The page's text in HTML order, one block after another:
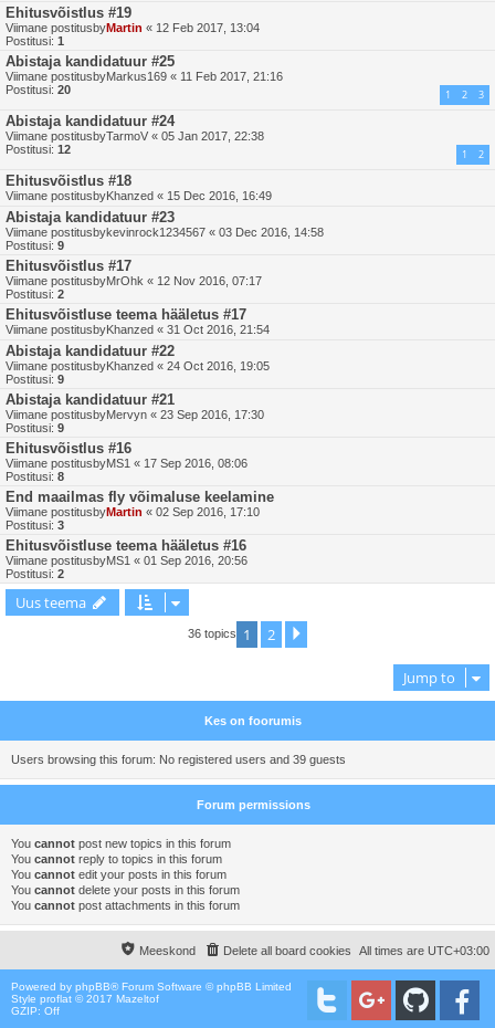
Ehitusvõistlus #19
Viimane postitusbyMartin « 12 Feb 2017, 13:04
Postitusi: 1
Abistaja kandidatuur #25
Viimane postitusbyMarkus169 « 11 Feb 2017, 21:16
Postitusi: 20 1 2 3
Abistaja kandidatuur #24
Viimane postitusbyTarmoV « 05 Jan 2017, 22:38
Postitusi: 12 1 2
Ehitusvõistlus #18
Viimane postitusbyKhanzed « 15 Dec 2016, 16:49
Abistaja kandidatuur #23
Viimane postitusbykevinrock1234567 « 03 Dec 2016, 14:58
Postitusi: 9
Ehitusvõistlus #17
Viimane postitusbyMrOhk « 12 Nov 2016, 07:17
Postitusi: 2
Ehitusvõistluse teema hääletus #17
Viimane postitusbyKhanzed « 31 Oct 2016, 21:54
Abistaja kandidatuur #22
Viimane postitusbyKhanzed « 24 Oct 2016, 19:05
Postitusi: 9
Abistaja kandidatuur #21
Viimane postitusbyMervyn « 23 Sep 2016, 17:30
Postitusi: 9
Ehitusvõistlus #16
Viimane postitusbyMS1 « 17 Sep 2016, 08:06
Postitusi: 8
End maailmas fly võimaluse keelamine
Viimane postitusbyMartin « 02 Sep 2016, 17:10
Postitusi: 3
Ehitusvõistluse teema hääletus #16
Viimane postitusbyMS1 « 01 Sep 2016, 20:56
Postitusi: 2
Uus teema
36 topics 1 2
Jump to
Kes on foorumis
Users browsing this forum: No registered users and 39 guests
Forum permissions
You cannot post new topics in this forum
You cannot reply to topics in this forum
You cannot edit your posts in this forum
You cannot delete your posts in this forum
You cannot post attachments in this forum
All times are UTC+03:00
Delete all board cookies
Meeskond
Powered by phpBB® Forum Software © phpBB Limited
Style proflat © 2017 Mazeltof
GZIP: Off